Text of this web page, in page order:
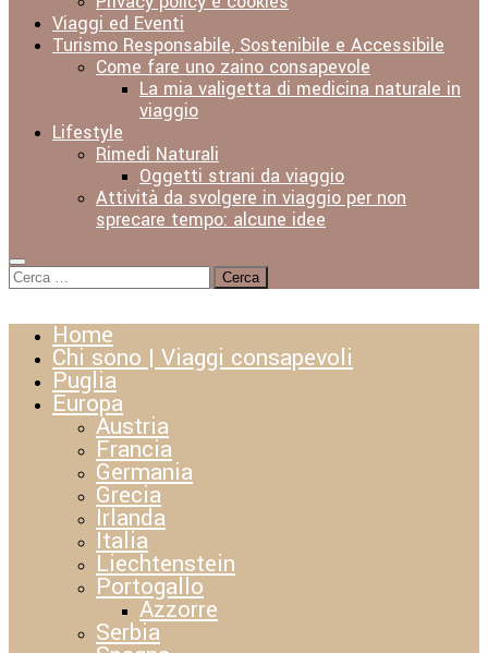
Viaggi ed Eventi
Turismo Responsabile, Sostenibile e Accessibile
Come fare uno zaino consapevole
La mia valigetta di medicina naturale in
viaggio
Lifestyle
Rimedi Naturali
Oggetti strani da viaggio
Attività da svolgere in viaggio per non
sprecare tempo: alcune idee
Ricerca
per:
Home
Chi sono | Viaggi consapevoli
Puglia
Europa
Austria
Francia
Germania
Grecia
Irlanda
Italia
Liechtenstein
Portogallo
Azzorre
Serbia